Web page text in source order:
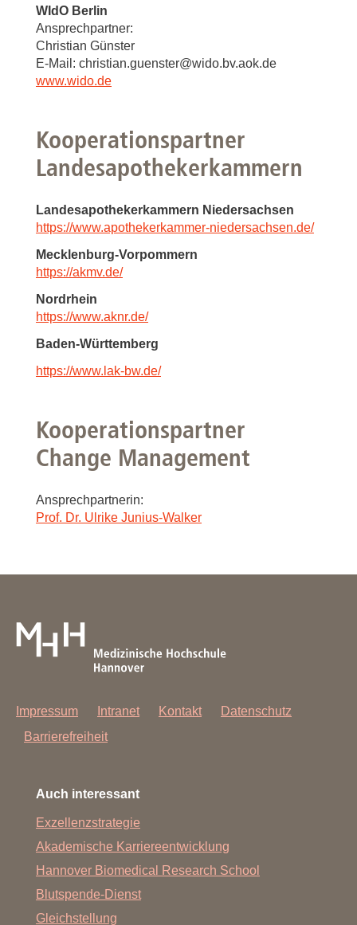
WIdO Berlin
Ansprechpartner:
Christian Günster
E-Mail: christian.guenster@wido.bv.aok.de
www.wido.de
Kooperationspartner
Landesapothekerkammern
Landesapothekerkammern Niedersachsen
https://www.apothekerkammer-niedersachsen.de/
Mecklenburg-Vorpommern
https://akmv.de/
Nordrhein
https://www.aknr.de/
Baden-Württemberg
https://www.lak-bw.de/
Kooperationspartner
Change Management
Ansprechpartnerin:
Prof. Dr. Ulrike Junius-Walker
Impressum Intranet Kontakt
Datenschutz
Barrierefreiheit
Auch interessant
Exzellenzstrategie
Akademische Karriereentwicklung
Hannover Biomedical Research School
Blutspende-Dienst
Gleichstellung